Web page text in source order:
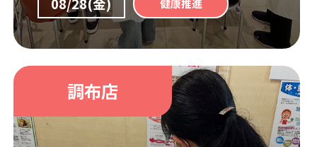
08/28(金) 健康推進
調布店